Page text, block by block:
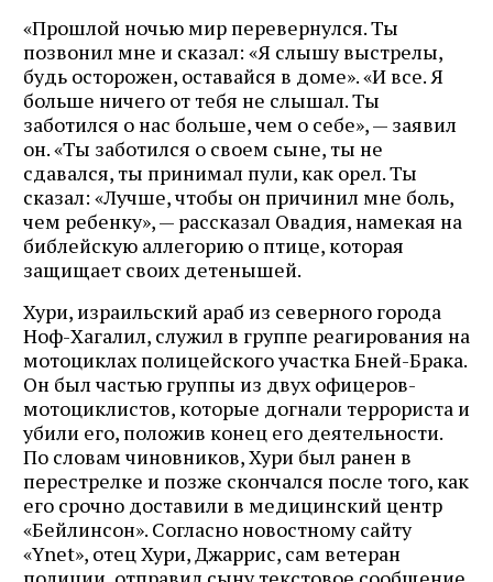
«Прошлой ночью мир перевернулся. Ты
позвонил мне и сказал: «Я слышу выстрелы,
будь осторожен, оставайся в доме». «И все. Я
больше ничего от тебя не слышал. Ты
заботился о нас больше, чем о себе», — заявил
он. «Ты заботился о своем сыне, ты не
сдавался, ты принимал пули, как орел. Ты
сказал: «Лучше, чтобы он причинил мне боль,
чем ребенку», — рассказал Овадия, намекая на
библейскую аллегорию о птице, которая
защищает своих детенышей.
Хури, израильский араб из северного города
Ноф-Хагалил, служил в группе реагирования на
мотоциклах полицейского участка Бней-Брака.
Он был частью группы из двух офицеров-
мотоциклистов, которые догнали террориста и
убили его, положив конец его деятельности.
По словам чиновников, Хури был ранен в
перестрелке и позже скончался после того, как
его срочно доставили в медицинский центр
«Бейлинсон». Согласно новостному сайту
«Ynet», отец Хури, Джаррис, сам ветеран